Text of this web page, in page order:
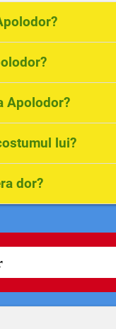
un pinguin.
Apolodor?
la circ, în Târgul
lui?
era strălucitor.
dor?